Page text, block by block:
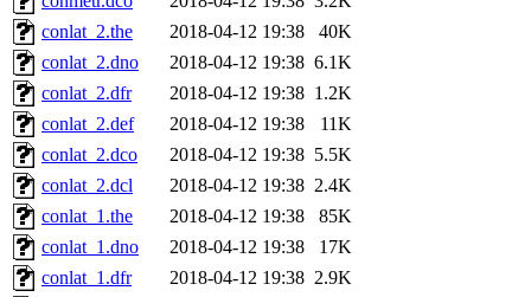
conlat_2.the
2018-04-12 19:38
40K
conlat_2.dno
2018-04-12 19:38 6.1K
conlat_2.dfr
2018-04-12 19:38 1.2K
conlat_2.def
2018-04-12 19:38
11K
conlat_2.dco
2018-04-12 19:38 5.5K
conlat_2.dcl
2018-04-12 19:38 2.4K
conlat_1.the
2018-04-12 19:38
85K
conlat_1.dno
2018-04-12 19:38
17K
conlat_1.dfr
2018-04-12 19:38 2.9K